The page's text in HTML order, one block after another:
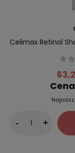
Celimax Retinol
- +